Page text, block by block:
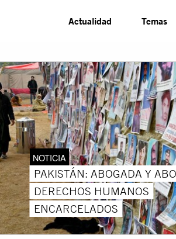
Actualidad Temas
NOTICIA
PAKISTÁN: ABOGADA Y
DERECHOS HUMANOS
ENCARCELADOS